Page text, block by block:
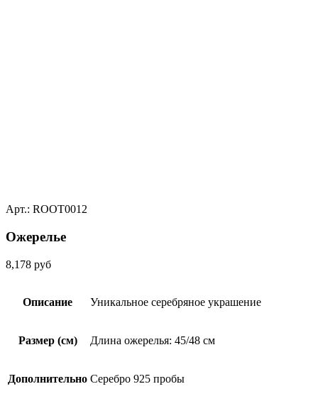
Арт.: ROOT0012
Ожерелье
8,178 руб
Описание Уникальное серебряное украшение
Размер (см) Длина ожерелья: 45/48 см
Дополнительно Серебро 925 пробы